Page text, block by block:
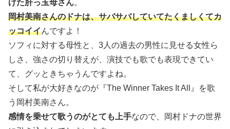
げた肝っ玉母さん。
岡村美南さんのドナは、サバサバしていてたくましくてカ
ッコイイんですよ！
ソフィに対する母性と、3人の過去の男性に見せる女性ら
しさ、強さの切り替えが、演技でも歌でも表現できてい
て、グッときちゃうんですよね。
そして私が大好きなのが『The Winner Takes It All』を歌
う岡村美南さん。
感情を乗せて歌うのがとても上手なので、岡村ドナの世界